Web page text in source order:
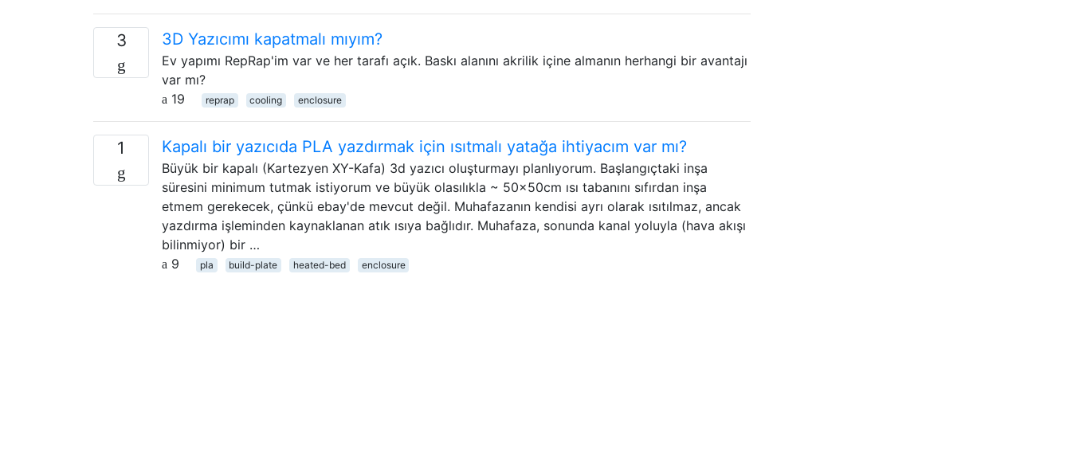
3 3D Yazıcımı kapatmalı mıyım?
Ev yapımı RepRap'im var ve her tarafı açık. Baskı alanını akrilik içine almanın herhangi bir avantajı
var mı?
19
reprap cooling enclosure
1 Kapalı bir yazıcıda PLA yazdırmak için ısıtmalı yatağa ihtiyacım var mı?
Büyük bir kapalı (Kartezyen XY-Kafa) 3d yazıcı oluşturmayı planlıyorum. Başlangıçtaki inşa
süresini minimum tutmak istiyorum ve büyük olasılıkla ~ 50x50cm ısı tabanını sıfırdan inşa
etmem gerekecek, çünkü ebay'de mevcut değil. Muhafazanın kendisi ayrı olarak ısıtılmaz, ancak
yazdırma işleminden kaynaklanan atık ısıya bağlıdır. Muhafaza, sonunda kanal yoluyla (hava akışı
bilinmiyor) bir …
9
pla build-plate heated-bed enclosure